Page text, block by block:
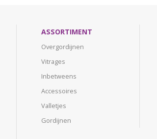
ASSORTIMENT
Overgordijnen
Vitrages
Inbetweens
Accessoires
Valletjes
Gordijnen